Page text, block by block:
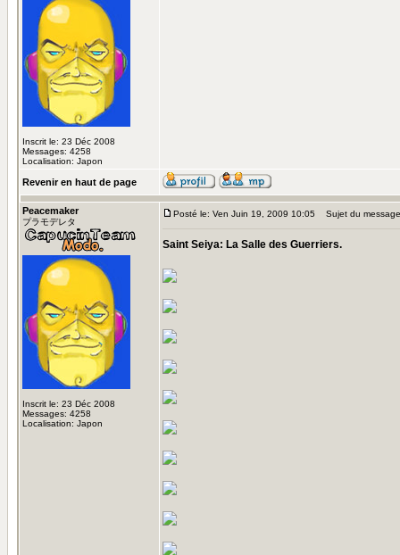
Inscrit le: 23 Déc 2008
Messages: 4258
Localisation: Japon
Revenir en haut de page
Peacemaker
プラモデレタ
Inscrit le: 23 Déc 2008
Messages: 4258
Localisation: Japon
Posté le: Ven Juin 19, 2009 10:05 Sujet du
Saint Seiya: La Salle des Guerriers.